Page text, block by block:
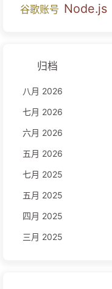
谷歌账号 Node.js
归档
八月 2026
七月 2026
六月 2026
五月 2026
七月 2025
五月 2025
四月 2025
三月 2025